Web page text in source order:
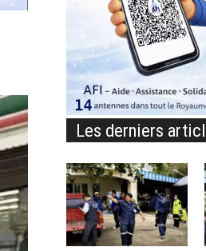
Les derniers